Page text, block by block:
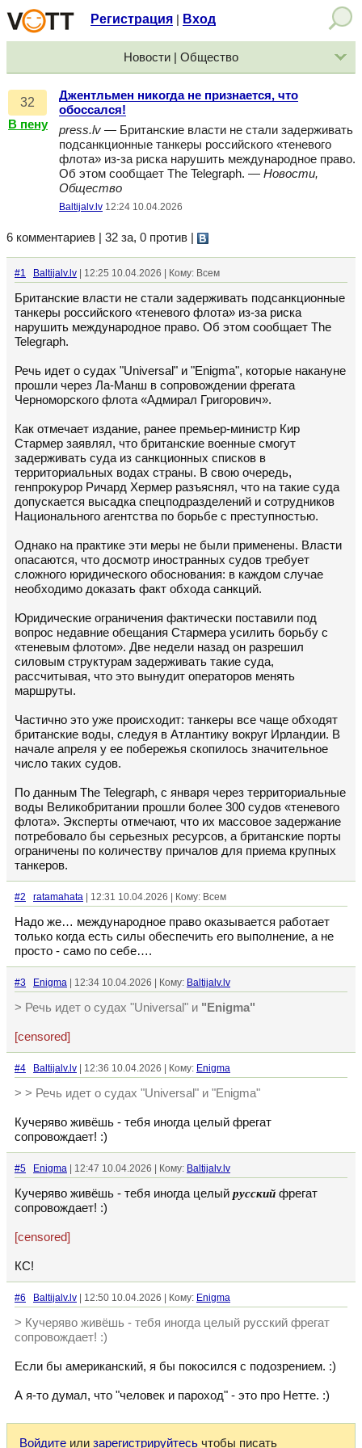
Регистрация Вход
Новости | Общество
32
В пену
Джентльмен никогда не признается, что
обоссался!
press.lv — Британские власти не стали задерживать
подсанкционные танкеры российского «теневого
флота» из-за риска нарушить международное право.
Об этом сообщает The Telegraph. — Новости,
Общество
Baltijalv.lv 12:24 10.04.2026
6 комментариев | 32 за, 0 против
#1 Baltijalv.lv | 12:25 10.04.2026 | Кому: Всем
Британские власти не стали задерживать подсанкционные
танкеры российского «теневого флота» из-за риска
нарушить международное право. Об этом сообщает The
Telegraph.
Речь идет о судах "Universal" и "Enigma", которые накануне
прошли через Ла-Манш в сопровождении фрегата
Черноморского флота «Адмирал Григорович».
Как отмечает издание, ранее премьер-министр Кир
Стармер заявлял, что британские военные смогут
задерживать суда из санкционных списков в
территориальных водах страны. В свою очередь,
генпрокурор Ричард Хермер разъяснял, что на такие суда
допускается высадка спецподразделений и сотрудников
Национального агентства по борьбе с преступностью.
Однако на практике эти меры не были применены. Власти
опасаются, что досмотр иностранных судов требует
сложного юридического обоснования: в каждом случае
необходимо доказать факт обхода санкций.
Юридические ограничения фактически поставили под
вопрос недавние обещания Стармера усилить борьбу с
«теневым флотом». Две недели назад он разрешил
силовым структурам задерживать такие суда,
рассчитывая, что это вынудит операторов менять
маршруты.
Частично это уже происходит: танкеры все чаще обходят
британские воды, следуя в Атлантику вокруг Ирландии. В
начале апреля у ее побережья скопилось значительное
число таких судов.
По данным The Telegraph, с января через территориальные
воды Великобритании прошли более 300 судов «теневого
флота». Эксперты отмечают, что их массовое задержание
потребовало бы серьезных ресурсов, а британские порты
ограничены по количеству причалов для приема крупных
танкеров.
#2 ratamahata | 12:31 10.04.2026 | Кому: Всем
Надо же… международное право оказывается работает
только когда есть силы обеспечить его выполнение, а не
просто - само по себе….
#3 Enigma | 12:34 10.04.2026 | Кому: Baltijalv.lv
> Речь идет о судах "Universal" и "Enigma"
[censored]
#4 Baltijalv.lv | 12:36 10.04.2026 | Кому: Enigma
> > Речь идет о судах "Universal" и "Enigma"
Кучеряво живёшь - тебя иногда целый фрегат
сопровождает! :)
#5 Enigma | 12:47 10.04.2026 | Кому: Baltijalv.lv
Кучеряво живёшь - тебя иногда целый русский фрегат
сопровождает! :)
[censored]
КС!
#6 Baltijalv.lv | 12:50 10.04.2026 | Кому: Enigma
> Кучеряво живёшь - тебя иногда целый русский фрегат
сопровождает! :)
Если бы американский, я бы покосился с подозрением. :)
А я-то думал, что "человек и пароход" - это про Нетте. :)
Войдите или зарегистрируйтесь чтобы писать